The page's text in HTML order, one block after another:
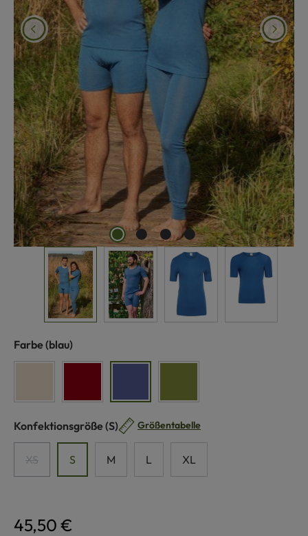
Farbe auswählen
(blau)
Konfektionsgröße auswählen
(S) Größentabelle
XS
(Diese Option ist zurzeit nicht verfügbar.)
S M L XL
45,50 €